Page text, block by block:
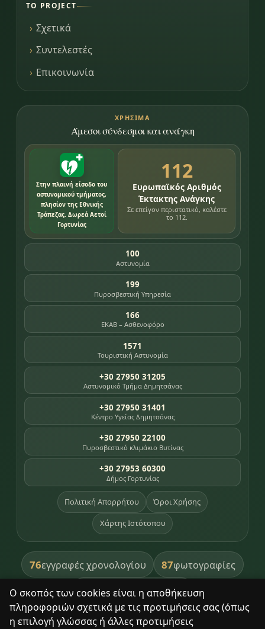
Ο σκοπός των cookies είναι η αποθήκευση
πληροφοριών σχετικά με τις προτιμήσεις σας (όπως
η επιλογή γλώσσας ή άλλες προτιμήσεις
ΤΟ PROJECT
Σχετικά
Συντελεστές
Επικοινωνία
ΧΡΉΣΙΜΑ
Άμεσοι σύνδεσμοι και ανάγκη
Στην πλαινή είσοδο του
αστυνομικού τμήματος,
πλησίον της Εθνικής
Τράπεζας. Δωρεά Αετοί
Γορτυνίας
112
Ευρωπαϊκός Αριθμός
Έκτακτης Ανάγκης
Σε επείγον περιστατικό, καλέστε
το 112.
100
Αστυνομία
199
Πυροσβεστική Υπηρεσία
166
ΕΚΑΒ – Ασθενοφόρο
1571
Τουριστική Αστυνομία
+30 27950 31205
Αστυνομικό Τμήμα Δημητσάνας
+30 27950 31401
Κέντρο Υγείας Δημητσάνας
+30 27950 22100
Πυροσβεστικό κλιμάκιο Βυτίνας
+30 27953 60300
Δήμος Γορτυνίας
Πολιτική Απορρήτου Όροι Χρήσης
Χάρτης Ιστότοπου
76εγγραφές χρονολογίου 87φωτογραφίες
391βιβλία βιβλιοθήκης
8σημεία κληρονομιάς